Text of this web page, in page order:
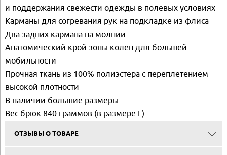
и поддержания свежести одежды в полевых условиях
Карманы для согревания рук на подкладке из флиса
Два задних кармана на молнии
Анатомический крой зоны колен для большей
мобильности
Прочная ткань из 100% полиэстера с переплетением
высокой плотности
В наличии большие размеры
Вес брюк 840 граммов (в размере L)
ОТЗЫВЫ О ТОВАРЕ